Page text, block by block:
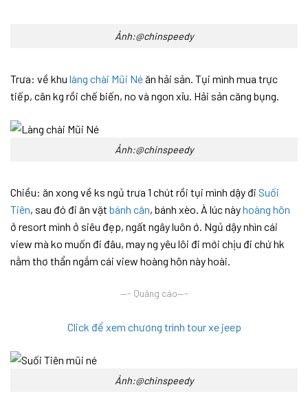
Ảnh:@chinspeedy
Trưa: về khu làng chài Mũi Néăn hải sản. Tụi mình mua trực
tiếp, cân kg rồi chế biến, no và ngon xỉu. Hải sản căng bụng.
Ảnh:@chinspeedy
Chiều: ăn xong về ks ngủ trưa 1 chút rồi tụi mình dậy đi Suối
Tiên, sau đó đi ăn vặt bánh căn, bánh xèo. À lúc nàyhoàng hôn
ở resort mình ở siêu đẹp, ngất ngây luôn ớ. Ngủ dậy nhìn cái
view mà ko muốn đi đâu, may ng yêu lôi đi mới chịu đi chứ hk
nằm thơ thẩn ngắm cái view hoàng hôn này hoài.
—- Quảng cáo—-
Click để xem chương trình tour xe jeep
Ảnh:@chinspeedy